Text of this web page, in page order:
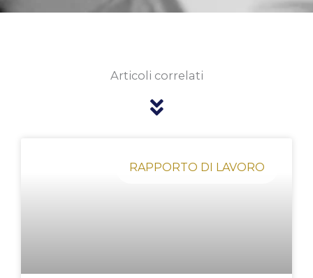
Articoli correlati
RAPPORTO DI LAVORO